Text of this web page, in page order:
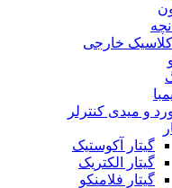
خارجی
و میدی کنترلر
گیتار آکوستیک
گیتار الکتریک
گیتار فلامنکو